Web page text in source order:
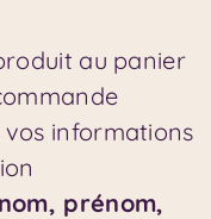
au panier
vos informations
prénom,